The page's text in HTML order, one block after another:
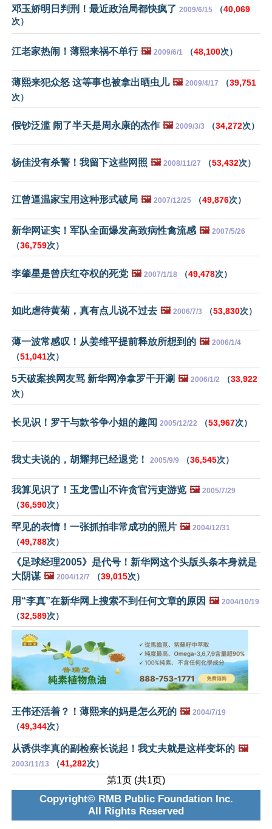
邓玉娇明日判刑！最近政治局都快疯了 2009/6/15 （40,069
次）
江老家热闹！薄熙来祸不单行 🖼️ 2009/6/1 （48,100次）
薄熙来犯众怒 这等事也被拿出晒虫儿 🖼️ 2009/4/17 （39,751
次）
假钞泛滥 闹了半天是周永康的杰作 🖼️ 2009/3/3 （34,272次）
杨佳没有杀警！我留下这些网照 🖼️ 2008/11/27 （53,432次）
江曾逼温家宝用这种形式破局 🖼️ 2007/12/25 （49,876次）
新华网证实！军队全面爆发高致病性禽流感 🖼️ 2007/5/26
（36,759次）
李肇星是曾庆红夺权的死党 🖼️ 2007/1/18 （49,478次）
如此虐待黄菊，真有点儿说不过去 🖼️ 2006/7/3 （53,830次）
薄一波常感叹！从姜维平提前释放所想到的 🖼️ 2006/1/4
（51,041次）
5天破案挨网友骂 新华网净拿罗干开涮 🖼️ 2006/1/2 （33,922
次）
长见识！罗干与款爷争小姐的趣闻 2005/12/22 （53,967次）
我丈夫说的，胡耀邦已经退党！ 2005/9/9 （36,545次）
我算见识了！玉龙雪山不许贪官污吏游览 🖼️ 2005/7/29
（36,590次）
罕见的表情！一张抓拍非常成功的照片 🖼️ 2004/12/31
（49,788次）
《足球经理2005》是代号！新华网这个头版头条本身就是
大阴谋 🖼️ 2004/12/7 （39,015次）
用“李真”在新华网上搜索不到任何文章的原因 🖼️ 2004/10/19
（32,589次）
王伟还活着？！薄熙来的妈是怎么死的 🖼️ 2004/7/19
（49,344次）
从诱供李真的副检察长说起！我丈夫就是这样变坏的 🖼️
2003/11/13 （41,282次）
第1页 (共1页)
Copyright© RMB Public Foundation Inc.
All Rights Reserved